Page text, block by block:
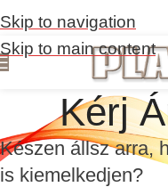
Skip to navigation
Skip to main content
Kérj
Készen állsz arra,
is kiemelkedjen?